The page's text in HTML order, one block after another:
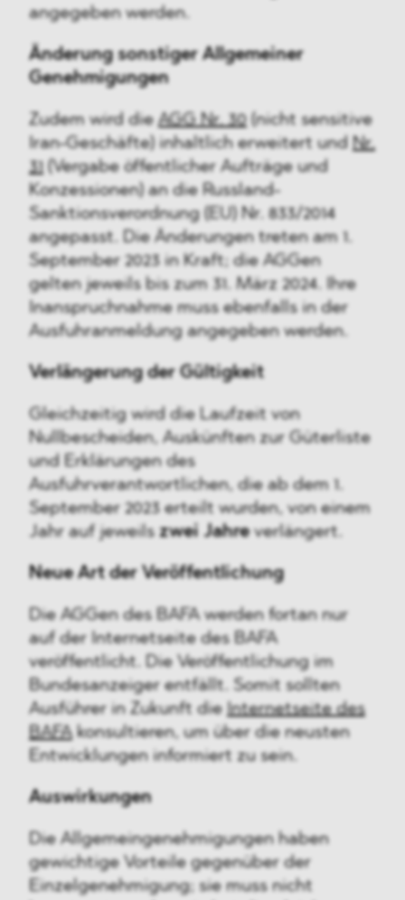
angegeben werden.
Änderung sonstiger Allgemeiner
Genehmigungen
Zudem wird dieAGG Nr. 30 (nicht sensitive
Iran-Geschäfte) inhaltlich erweitert und Nr.
31 (Vergabe öffentlicher Aufträge und
Konzessionen) an die Russland-
Sanktionsverordnung (EU) Nr. 833/2014
angepasst. Die Änderungen treten am 1.
September 2023 in Kraft; die AGGen
gelten jeweils bis zum 31. März 2024. Ihre
Inanspruchnahme muss ebenfalls in der
Ausfuhranmeldung angegeben werden.
Verlängerung der Gültigkeit
Gleichzeitig wird die Laufzeit von
Nullbescheiden, Auskünften zur Güterliste
und Erklärungen des
Ausfuhrverantwortlichen, die ab dem 1.
September 2023 erteilt wurden, von einem
Jahr auf jeweils zwei Jahreverlängert.
Neue Art der Veröffentlichung
Die AGGen des BAFA werden fortan nur
auf der Internetseite des BAFA
veröffentlicht. Die Veröffentlichung im
Bundesanzeiger entfällt. Somit sollten
Ausführer in Zukunft die Internetseite des
BAFAkonsultieren, um über die neusten
Entwicklungen informiert zu sein.
Auswirkungen
Die Allgemeingenehmigungen haben
gewichtige Vorteile gegenüber der
Einzelgenehmigung; sie muss nicht